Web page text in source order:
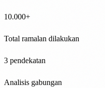
10.000+
Total ramalan dilakukan
3 pendekatan
Analisis gabungan